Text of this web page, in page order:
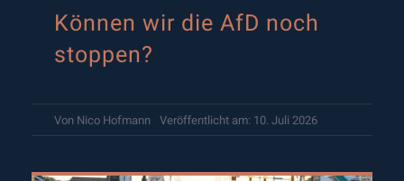
Können wir die AfD noch
stoppen?
Von Nico Hofmann Veröffentlicht am: 10. Juli 2026